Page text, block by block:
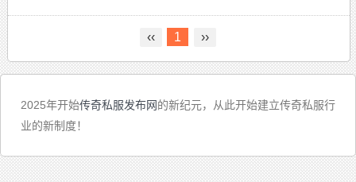
‹‹ 1 ››
2025年开始传奇私服发布网的新纪元，从此开始建立传奇私服行
业的新制度！